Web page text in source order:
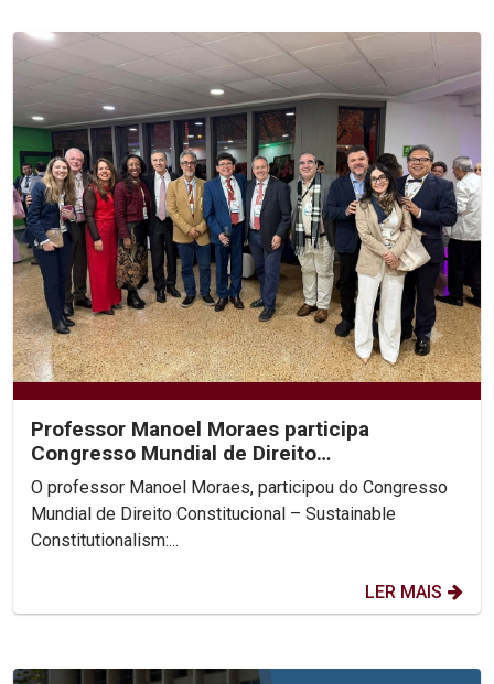
Professor Manoel Moraes participa
Congresso Mundial de Direito
Constitucional, na Colômbia.
O professor Manoel Moraes, participou do Congresso
Mundial de Direito Constitucional – Sustainable
Constitutionalism:...
LER MAIS